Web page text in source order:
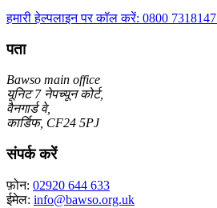
हमारी हेल्पलाइन पर कॉल करें: 0800 7318147
पता
Bawso main office
यूनिट 7 नेपच्यून कोर्ट,
वैनगार्ड वे,
कार्डिफ, CF24 5PJ
संपर्क करें
फ़ोन: 02920 644 633
ईमेल: info@bawso.org.uk